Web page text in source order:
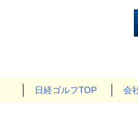
日経ゴルフTOP 会